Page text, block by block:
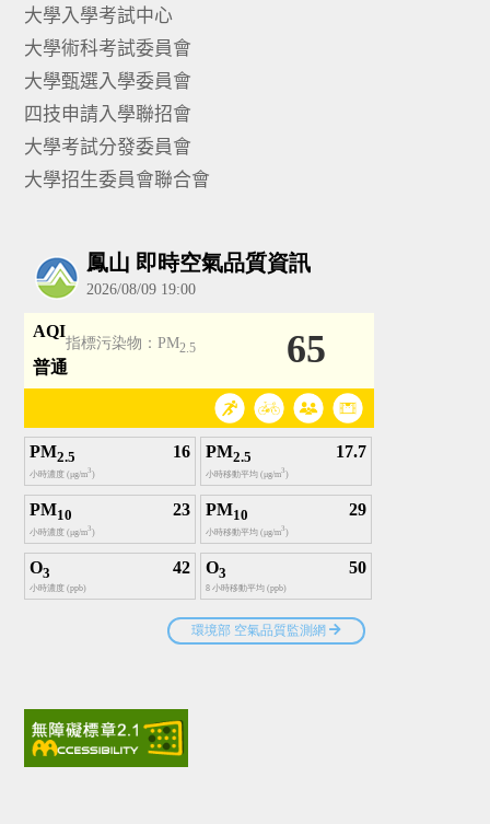
大學入學考試中心
大學術科考試委員會
大學甄選入學委員會
四技申請入學聯招會
大學考試分發委員會
大學招生委員會聯合會